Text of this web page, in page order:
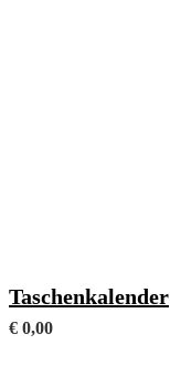
Taschenkalender
€ 0,00